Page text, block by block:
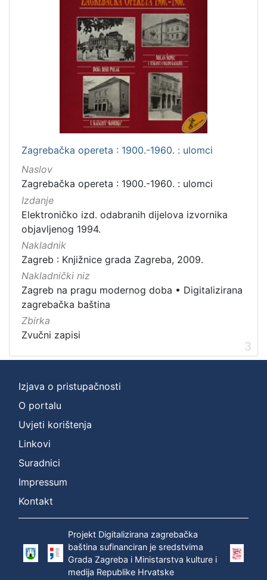
Zagrebačka opereta : 1900.-1960. : ulomci
Naslov
Zagrebačka opereta : 1900.-1960. : ulomci
Izdanje
Elektroničko izd. odabranih dijelova izvornika
objavljenog 1994.
Nakladnik
Zagreb : Knjižnice grada Zagreba, 2009.
Nakladnički niz
Zagreb na pragu modernog doba • Digitalizirana
zagrebačka baština
Zbirka
Zvučni zapisi
3
Izjava o pristupačnosti
O portalu
Uvjeti korištenja
Linkovi
Suradnici
Impressum
Kontakt
Projekt Digitalizirana zagrebačka
baština sufinanciran je sredstvima
Grada Zagreba i Ministarstva kulture i
medija Republike Hrvatske